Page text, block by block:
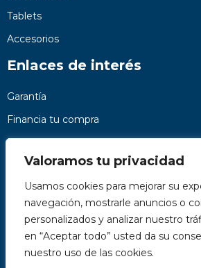
Valoramos tu privacidad
Usamos cookies para mejorar su
navegación, mostrarle anuncios o
personalizados y analizar nuestro
en “Aceptar todo” usted da su
nuestro uso de las cookies.
Tablets
Accesorios
Enlaces de interés
Garantía
Financia tu compra
Preguntas frecuentes
Nosotros
Contacto
Páginas legales
Kit Digital